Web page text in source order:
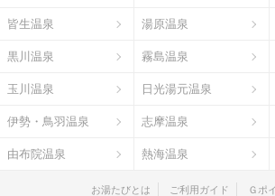
皆生温泉 湯原温泉
黒川温泉 霧島温泉
玉川温泉 日光湯元温泉
伊勢・鳥羽温泉 志摩温泉
由布院温泉 熱海温泉
お湯たびとは ご利用ガイド Ｇポ